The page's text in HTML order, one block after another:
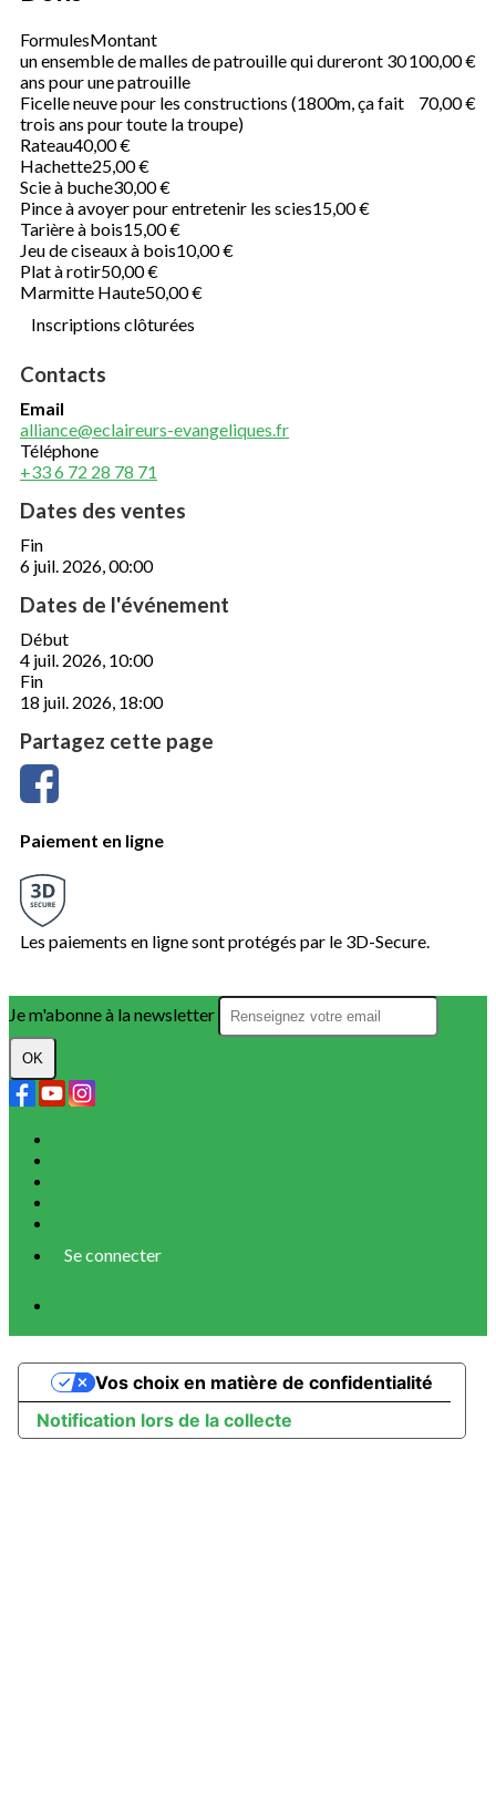
FormulesMontant
un ensemble de malles de patrouille qui dureront 30
ans pour une patrouille
100,00 €
Ficelle neuve pour les constructions (1800m, ça fait
trois ans pour toute la troupe)
70,00 €
Rateau40,00 €
Hachette25,00 €
Scie à buche30,00 €
Pince à avoyer pour entretenir les scies15,00 €
Tarière à bois15,00 €
Jeu de ciseaux à bois10,00 €
Plat à rotir50,00 €
Marmitte Haute50,00 €
Inscriptions clôturées
Contacts
Email
alliance@eclaireurs-evangeliques.fr
Téléphone
+33 6 72 28 78 71
Dates des ventes
Fin
6 juil. 2026, 00:00
Dates de l'événement
Début
4 juil. 2026, 10:00
Fin
18 juil. 2026, 18:00
Partagez cette page
Paiement en ligne
Les paiements en ligne sont protégés par le 3D-Secure.
Je m'abonne à la newsletter
OK
Se connecter
Notification lors de la collecte
Vos choix en matière de confidentialité